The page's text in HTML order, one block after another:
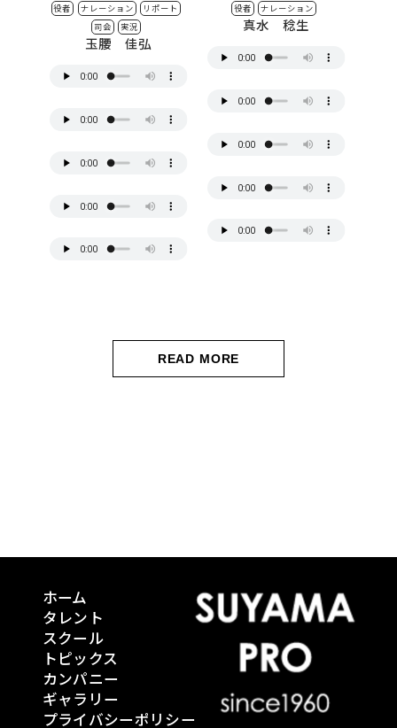
役者 ナレーション
リポート
司会
実況
玉腰 佳弘
役者 ナレーション
真水 稔生
READ MORE
ホーム
タレント
スクール
トピックス
カンパニー
ギャラリー
プライバシーポリシー